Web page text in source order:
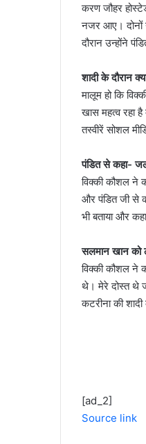
करण जौहर
नजर आए। दोनों
दौरान उन्होंने
शादी के दौरान
मालूम हो कि
खास महत्व रहा
तस्वीरें सोशल
पंडित से कहा-
विक्की कौशल ने
और पंडित जी से
भी बताया और
सलमान खान को
विक्की कौशल ने
थे। मेरे दोस्त थे
कटरीना की
[ad_2]
Source link